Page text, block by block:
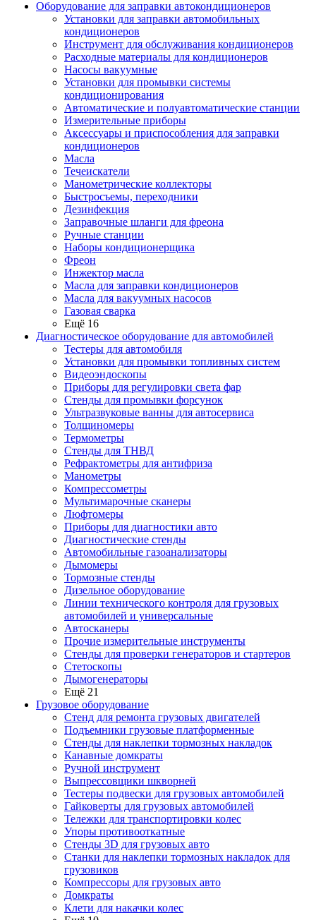
Оборудование для заправки автокондиционеров
Установки для заправки автомобильных
кондиционеров
Инструмент для обслуживания кондиционеров
Расходные материалы для кондиционеров
Насосы вакуумные
Установки для промывки системы
кондиционирования
Автоматические и полуавтоматические станции
Измерительные приборы
Аксессуары и приспособления для заправки
кондиционеров
Масла
Течеискатели
Манометрические коллекторы
Быстросъемы, переходники
Дезинфекция
Заправочные шланги для фреона
Ручные станции
Наборы кондиционерщика
Фреон
Инжектор масла
Масла для заправки кондиционеров
Масла для вакуумных насосов
Газовая сварка
Ещё 16
Диагностическое оборудование для автомобилей
Тестеры для автомобиля
Установки для промывки топливных систем
Видеоэндоскопы
Приборы для регулировки света фар
Стенды для промывки форсунок
Ультразвуковые ванны для автосервиса
Толщиномеры
Термометры
Стенды для ТНВД
Рефрактометры для антифриза
Манометры
Компрессометры
Мультимарочные сканеры
Люфтомеры
Приборы для диагностики авто
Диагностические стенды
Автомобильные газоанализаторы
Дымомеры
Тормозные стенды
Дизельное оборудование
Линии технического контроля для грузовых
автомобилей и универсальные
Автосканеры
Прочие измерительные инструменты
Стенды для проверки генераторов и стартеров
Стетоскопы
Дымогенераторы
Ещё 21
Грузовое оборудование
Стенд для ремонта грузовых двигателей
Подъемники грузовые платформенные
Стенды для наклепки тормозных накладок
Канавные домкраты
Ручной инструмент
Выпрессовщики шкворней
Тестеры подвески для грузовых автомобилей
Гайковерты для грузовых автомобилей
Тележки для транспортировки колес
Упоры противооткатные
Стенды 3D для грузовых авто
Станки для наклепки тормозных накладок для
грузовиков
Компрессоры для грузовых авто
Домкраты
Клети для накачки колес